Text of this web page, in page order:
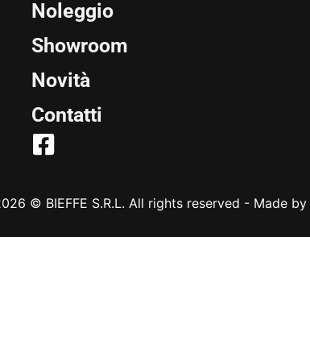
Noleggio
Showroom
Novità
Contatti
© BIEFFE S.R.L. All rights reserved - Made by